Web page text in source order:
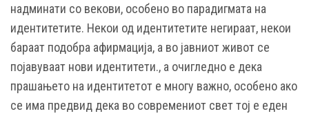
надминати со векови, особено во парадигмата на
идентитетите. Некои од идентитетите негираат, некои
бараат подобра афирмација, а во јавниот живот се
појавуваат нови идентитети., а очигледно е дека
прашањето на идентитетот е многу важно, особено ако
се има предвид дека во современиот свет тој е еден